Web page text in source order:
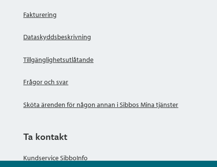
Fakturering
Dataskyddsbeskrivning
Tillgänglighetsutlåtande
Frågor och svar
Sköta ärenden för någon annan i Sibbos Mina tjänster
Ta kontakt
Kundservice SibboInfo